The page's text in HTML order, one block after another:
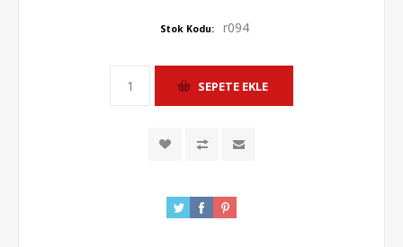
Stok Kodu: r094